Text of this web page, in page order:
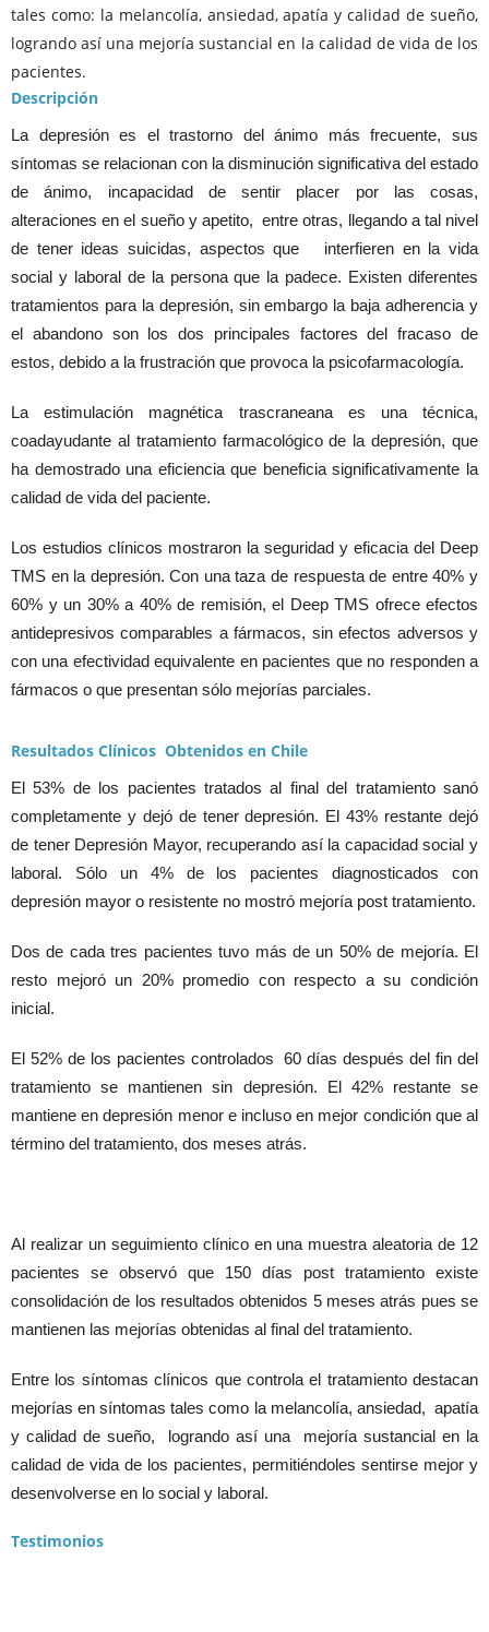
tales como: la melancolía, ansiedad, apatía y calidad de sueño,
logrando así una mejoría sustancial en la calidad de vida de los
pacientes.
Descripción
La depresión es el trastorno del ánimo más frecuente, sus
síntomas se relacionan con la disminución significativa del estado
de ánimo, incapacidad de sentir placer por las cosas,
alteraciones en el sueño y apetito, entre otras, llegando a tal nivel
de tener ideas suicidas, aspectos que interfieren en la vida
social y laboral de la persona que la padece. Existen diferentes
tratamientos para la depresión, sin embargo la baja adherencia y
el abandono son los dos principales factores del fracaso de
estos, debido a la frustración que provoca la psicofarmacología.
La estimulación magnética trascraneana es una técnica,
coadayudante al tratamiento farmacológico de la depresión, que
ha demostrado una eficiencia que beneficia significativamente la
calidad de vida del paciente.
Los estudios clínicos mostraron la seguridad y eficacia del Deep
TMS en la depresión. Con una taza de respuesta de entre 40% y
60% y un 30% a 40% de remisión, el Deep TMS ofrece efectos
antidepresivos comparables a fármacos, sin efectos adversos y
con una efectividad equivalente en pacientes que no responden a
fármacos o que presentan sólo mejorías parciales.
Resultados Clínicos Obtenidos en Chile
El 53% de los pacientes tratados al final del tratamiento sanó
completamente y dejó de tener depresión. El 43% restante dejó
de tener Depresión Mayor, recuperando así la capacidad social y
laboral. Sólo un 4% de los pacientes diagnosticados con
depresión mayor o resistente no mostró mejoría post tratamiento.
Dos de cada tres pacientes tuvo más de un 50% de mejoría. El
resto mejoró un 20% promedio con respecto a su condición
inicial.
El 52% de los pacientes controlados 60 días después del fin del
tratamiento se mantienen sin depresión. El 42% restante se
mantiene en depresión menor e incluso en mejor condición que al
término del tratamiento, dos meses atrás.
Al realizar un seguimiento clínico en una muestra aleatoria de 12
pacientes se observó que 150 días post tratamiento existe
consolidación de los resultados obtenidos 5 meses atrás pues se
mantienen las mejorías obtenidas al final del tratamiento.
Entre los síntomas clínicos que controla el tratamiento destacan
mejorías en síntomas tales como la melancolía, ansiedad, apatía
y calidad de sueño, logrando así una mejoría sustancial en la
calidad de vida de los pacientes, permitiéndoles sentirse mejor y
desenvolverse en lo social y laboral.
Testimonios